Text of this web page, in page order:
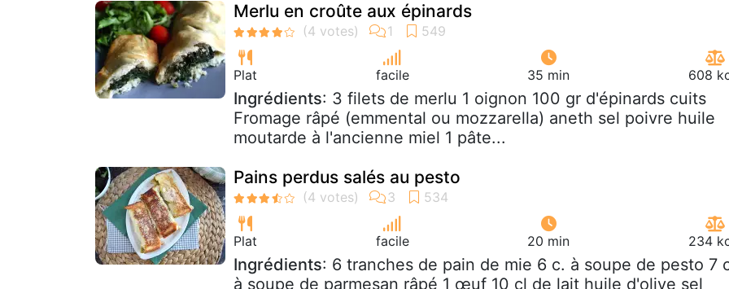
Merlu en croûte aux épinards
Plat facile 35 min 608
Ingrédients: 3 filets de merlu 1 oignon 100 gr d'épinards cuits
Fromage râpé (emmental ou mozzarella) aneth sel poivre huile
moutarde à l'ancienne miel 1 pâte...
Pains perdus salés au pesto
Plat facile 20 min 234
Ingrédients: 6 tranches de pain de mie 6 c. à soupe de pesto 7
à soupe de parmesan râpé 1 œuf 10 cl de lait huile d'olive sel